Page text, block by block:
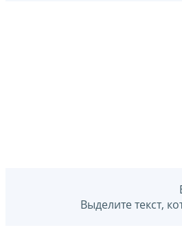
Выделите текст,